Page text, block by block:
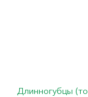
Длинногубцы